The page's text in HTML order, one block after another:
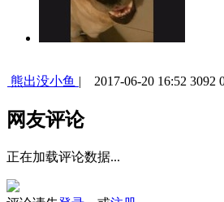
熊出没小鱼 | 2017-06-20 16:52 3092
网友评论
正在加载评论数据...